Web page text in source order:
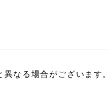
なる場合がございます。